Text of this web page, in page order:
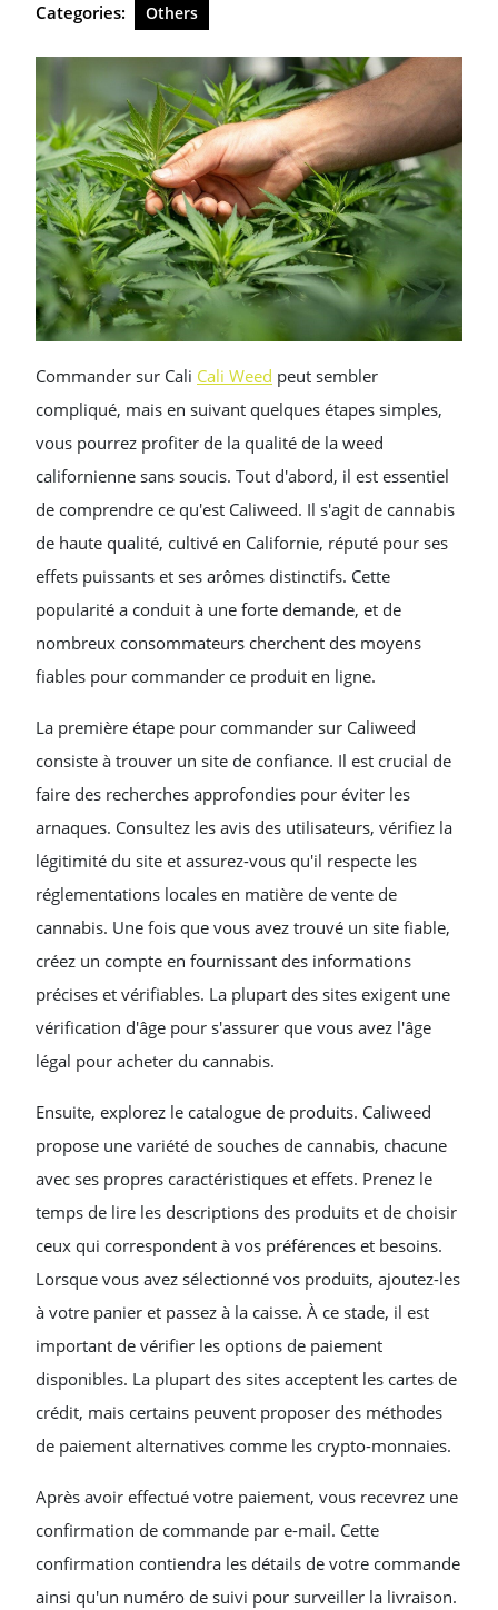
Categories: Others
Commander sur Cali Cali Weed peut sembler
compliqué, mais en suivant quelques étapes simples,
vous pourrez profiter de la qualité de la weed
californienne sans soucis. Tout d'abord, il est essentiel
de comprendre ce qu'est Caliweed. Il s'agit de cannabis
de haute qualité, cultivé en Californie, réputé pour ses
effets puissants et ses arômes distinctifs. Cette
popularité a conduit à une forte demande, et de
nombreux consommateurs cherchent des moyens
fiables pour commander ce produit en ligne.
La première étape pour commander sur Caliweed
consiste à trouver un site de confiance. Il est crucial de
faire des recherches approfondies pour éviter les
arnaques. Consultez les avis des utilisateurs, vérifiez la
légitimité du site et assurez-vous qu'il respecte les
réglementations locales en matière de vente de
cannabis. Une fois que vous avez trouvé un site fiable,
créez un compte en fournissant des informations
précises et vérifiables. La plupart des sites exigent une
vérification d'âge pour s'assurer que vous avez l'âge
légal pour acheter du cannabis.
Ensuite, explorez le catalogue de produits. Caliweed
propose une variété de souches de cannabis, chacune
avec ses propres caractéristiques et effets. Prenez le
temps de lire les descriptions des produits et de choisir
ceux qui correspondent à vos préférences et besoins.
Lorsque vous avez sélectionné vos produits, ajoutez-les
à votre panier et passez à la caisse. À ce stade, il est
important de vérifier les options de paiement
disponibles. La plupart des sites acceptent les cartes de
crédit, mais certains peuvent proposer des méthodes
de paiement alternatives comme les crypto-monnaies.
Après avoir effectué votre paiement, vous recevrez une
confirmation de commande par e-mail. Cette
confirmation contiendra les détails de votre commande
ainsi qu'un numéro de suivi pour surveiller la livraison.